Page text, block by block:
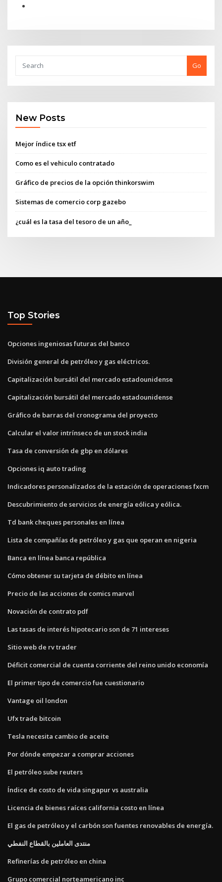
Go
New Posts
Mejor índice tsx etf
Como es el vehiculo contratado
Gráfico de precios de la opción thinkorswim
Sistemas de comercio corp gazebo
¿cuál es la tasa del tesoro de un año_
Top Stories
Opciones ingeniosas futuras del banco
División general de petróleo y gas eléctricos.
Capitalización bursátil del mercado estadounidense
Capitalización bursátil del mercado estadounidense
Gráfico de barras del cronograma del proyecto
Calcular el valor intrínseco de un stock india
Tasa de conversión de gbp en dólares
Opciones iq auto trading
Indicadores personalizados de la estación de operaciones fxcm
Descubrimiento de servicios de energía eólica y eólica.
Td bank cheques personales en línea
Lista de compañías de petróleo y gas que operan en nigeria
Banca en línea banca república
Cómo obtener su tarjeta de débito en línea
Precio de las acciones de comics marvel
Novación de contrato pdf
Las tasas de interés hipotecario son de 71 intereses
Sitio web de rv trader
Déficit comercial de cuenta corriente del reino unido economía
El primer tipo de comercio fue cuestionario
Vantage oil london
Ufx trade bitcoin
Tesla necesita cambio de aceite
Por dónde empezar a comprar acciones
El petróleo sube reuters
Índice de costo de vida singapur vs australia
Licencia de bienes raíces california costo en línea
El gas de petróleo y el carbón son fuentes renovables de energía.
منتدى العاملين بالقطاع النفطي
Refinerías de petróleo en china
Grupo comercial norteamericano inc